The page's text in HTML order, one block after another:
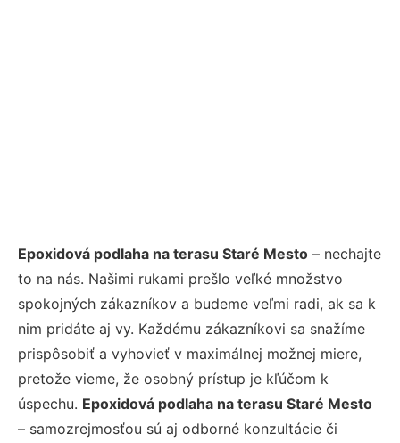
Epoxidová podlaha na terasu Staré Mesto – nechajte
to na nás. Našimi rukami prešlo veľké množstvo
spokojných zákazníkov a budeme veľmi radi, ak sa k
nim pridáte aj vy. Každému zákazníkovi sa snažíme
prispôsobiť a vyhovieť v maximálnej možnej miere,
pretože vieme, že osobný prístup je kľúčom k
úspechu. Epoxidová podlaha na terasu Staré Mesto
– samozrejmosťou sú aj odborné konzultácie či